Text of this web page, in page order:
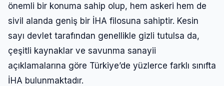
önemli bir konuma sahip olup, hem askeri hem de
sivil alanda geniş bir İHA filosuna sahiptir. Kesin
sayı devlet tarafından genellikle gizli tutulsa da,
çeşitli kaynaklar ve savunma sanayii
açıklamalarına göre Türkiye’de yüzlerce farklı sınıfta
İHA bulunmaktadır.